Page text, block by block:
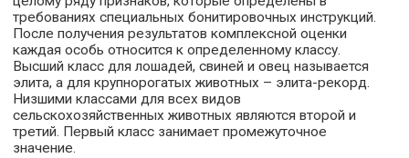
требованиях специальных бонитировочных инструкций.
После получения результатов комплексной оценки
каждая особь относится к определенному классу.
Высший класс для лошадей, свиней и овец называется
элита, а для крупнорогатых животных – элита-рекорд.
Низшими классами для всех видов
сельскохозяйственных животных являются второй и
третий. Первый класс занимает промежуточное
значение.